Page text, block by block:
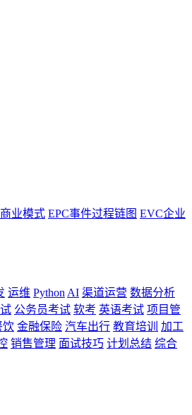
业模式 EPC事件过程链图 EVC企业
运维 Python AI 渠道运营 数据分析
公务员考试 软考 英语考试 项目管
饮 金融保险 汽车出行 教育培训
加工
销售管理 面试技巧 计划总结 综合